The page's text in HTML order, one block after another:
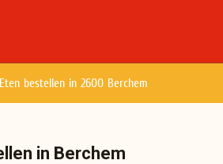
Eten bestellen in 2600 Berchem
in Berchem